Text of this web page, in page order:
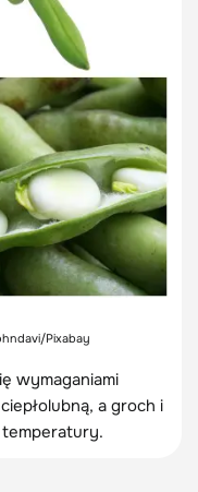
Pixabay
wymaganiami
a groch i